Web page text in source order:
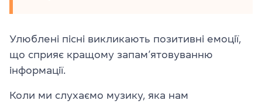
Улюблені пісні викликають позитивні емоції,
що сприяє кращому запам’ятовуванню
інформації.
Коли ми слухаємо музику, яка нам